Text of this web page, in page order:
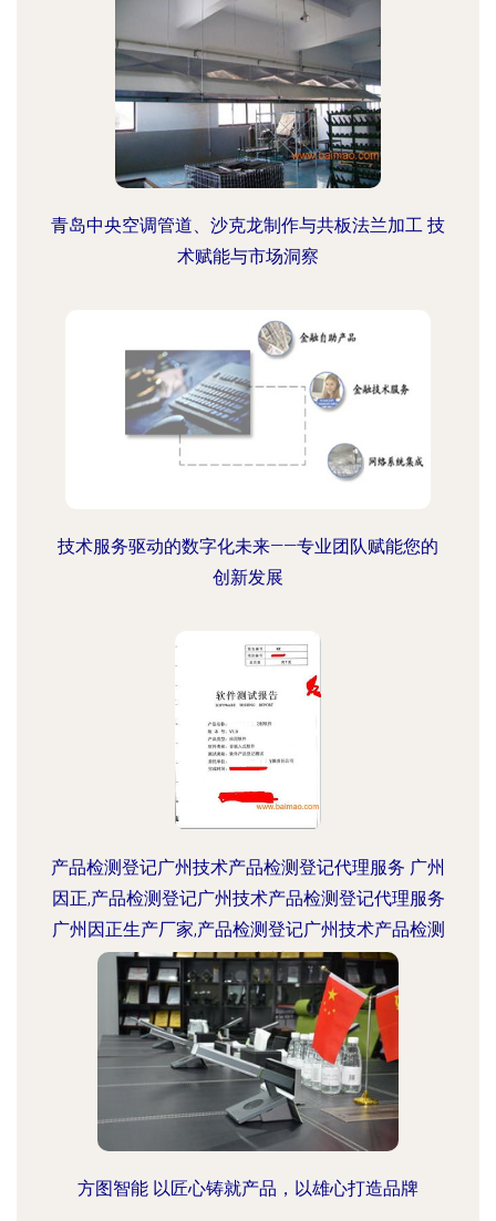
青岛中央空调管道、沙克龙制作与共板法兰加工 技
术赋能与市场洞察
技术服务驱动的数字化未来——专业团队赋能您的
创新发展
产品检测登记广州技术产品检测登记代理服务 广州
因正,产品检测登记广州技术产品检测登记代理服务
广州因正生产厂家,产品检测登记广州技术产品检测
登记代理服务 广州因正价格
方图智能 以匠心铸就产品，以雄心打造品牌